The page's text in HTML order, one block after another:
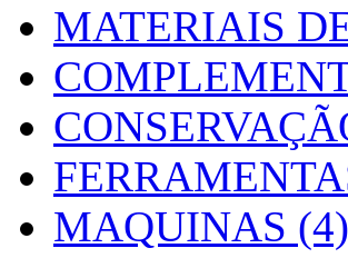
MATERIAIS
MAQUINAS (4)